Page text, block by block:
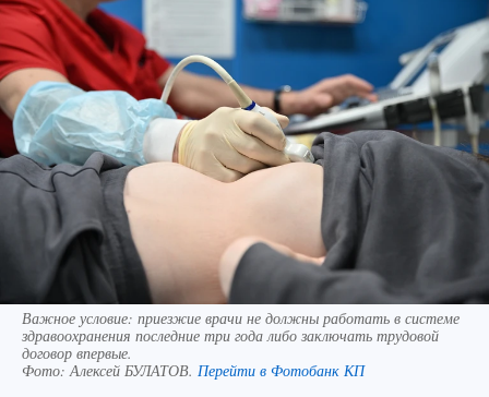
Важное условие: приезжие врачи не должны работать в системе
здравоохранения последние три года либо заключать трудовой
договор впервые.
Фото: Алексей БУЛАТОВ. Перейти в Фотобанк КП